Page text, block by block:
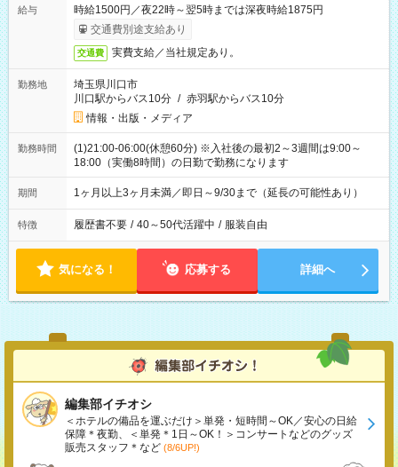
給与
時給1500円／夜22時～翌5時までは深夜時給1875円
交通費別途支給あり
交通費 実費支給／当社規定あり。
勤務地
埼玉県川口市
川口駅からバス10分 / 赤羽駅からバス10分
情報・出版・メディア
勤務時間
(1)21:00-06:00(休憩60分) ※入社後の最初2～3週間は9:00～
18:00（実働8時間）の日勤で勤務になります
期間 1ヶ月以上3ヶ月未満／即日～9/30まで（延長の可能性あり）
特徴 履歴書不要 / 40～50代活躍中 / 服装自由
気になる！ 応募する 詳細へ
編集部イチオシ
＜ホテルの備品を運ぶだけ＞単発・短時間～OK／安心の日給
保障＊夜勤、＜単発＊1日～OK！＞コンサートなどのグッズ
販売スタッフ＊など (8/6UP!)